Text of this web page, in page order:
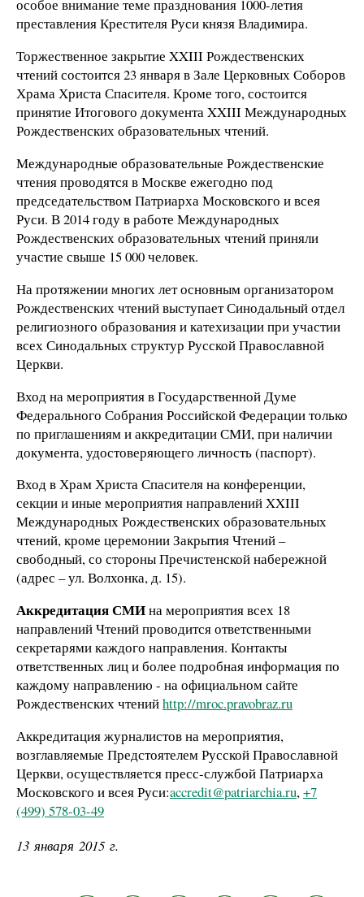
особое внимание теме празднования 1000-летия
преставления Крестителя Руси князя Владимира.
Торжественное закрытие XXIII Рождественских
чтений состоится 23 января в Зале Церковных Соборов
Храма Христа Спасителя. Кроме того, состоится
принятие Итогового документа XXIII Международных
Рождественских образовательных чтений.
Международные образовательные Рождественские
чтения проводятся в Москве ежегодно под
председательством Патриарха Московского и всея
Руси. В 2014 году в работе Международных
Рождественских образовательных чтений приняли
участие свыше 15 000 человек.
На протяжении многих лет основным организатором
Рождественских чтений выступает Синодальный отдел
религиозного образования и катехизации при участии
всех Синодальных структур Русской Православной
Церкви.
Вход на мероприятия в Государственной Думе
Федерального Собрания Российской Федерации только
по приглашениям и аккредитации СМИ, при наличии
документа, удостоверяющего личность (паспорт).
Вход в Храм Христа Спасителя на конференции,
секции и иные мероприятия направлений XXIII
Международных Рождественских образовательных
чтений, кроме церемонии Закрытия Чтений –
свободный, со стороны Пречистенской набережной
(адрес – ул. Волхонка, д. 15).
Аккредитация СМИна мероприятия всех 18
направлений Чтений проводится ответственными
секретарями каждого направления. Контакты
ответственных лиц и более подробная информация по
каждому направлению - на официальном сайте
Рождественских чтенийhttp://mroc.pravobraz.ru
Аккредитация журналистов на мероприятия,
возглавляемые Предстоятелем Русской Православной
Церкви, осуществляется пресс-службой Патриарха
Московского и всея Руси:accredit@patriarchia.ru,+7
(499) 578-03-49
13 января 2015 г.